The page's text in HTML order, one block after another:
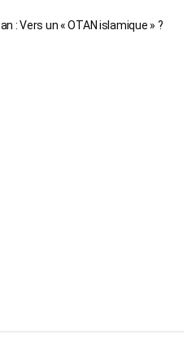
: Vers un « OTAN islamique » ?